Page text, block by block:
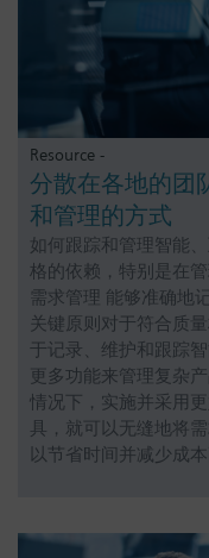
Resource -
分散在各地的团
和管理的方式
如何跟踪和管理智能
格的依赖，特别是在
需求管理 能够准确地
关键原则对于符合质
于记录、维护和跟踪
更多功能来管理复杂
情况下，实施并采用
具，就可以无缝地将
以节省时间并减少成